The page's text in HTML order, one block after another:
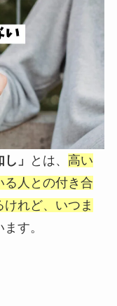
」 とは、 高い
る人との付き合
けれど、いつま
す。